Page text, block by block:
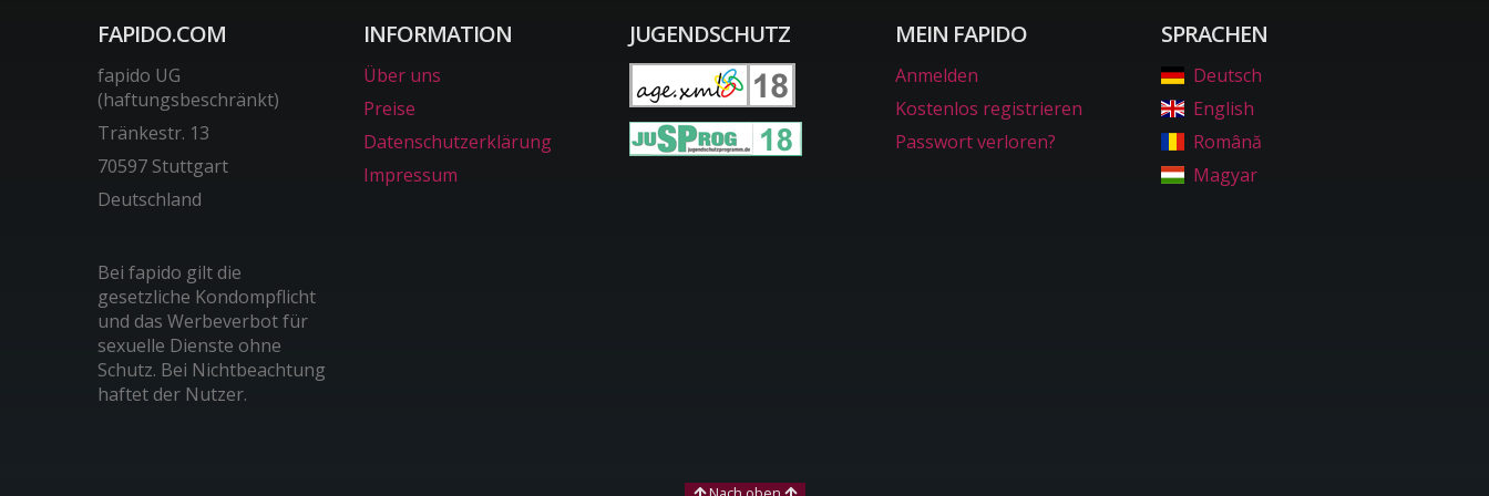
FAPIDO.COM
fapido UG
(haftungsbeschränkt)
Tränkestr. 13
70597 Stuttgart
Deutschland
Bei fapido gilt die
gesetzliche Kondompflicht
und das Werbeverbot für
sexuelle Dienste ohne
Schutz. Bei Nichtbeachtung
haftet der Nutzer.
INFORMATION
Über uns
Preise
Datenschutzerklärung
Impressum
JUGENDSCHUTZ MEIN FAPIDO
Anmelden
Kostenlos registrieren
Passwort verloren?
SPRACHEN
Deutsch
English
Română
Magyar